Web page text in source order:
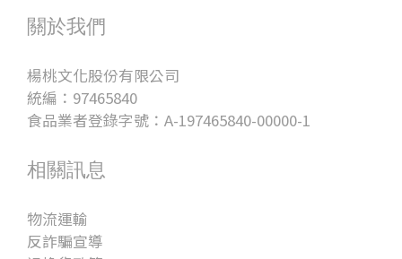
關於我們
楊桃文化股份有限公司
統編：97465840
食品業者登錄字號：A-197465840-00000-1
相關訊息
物流運輸
反詐騙宣導